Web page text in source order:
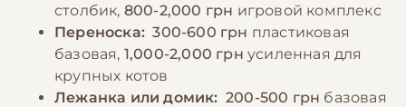
доступа к свежей чистой воде, которую
следует менять не реже двух раз в день.
🎁 −10% на зоотовары
По промокоду E-PET
столбик, 800-2,000 грн игровой комплекс
Переноска: 300-600 грн пластиковая
базовая, 1,000-2,000 грн усиленная для
крупных котов
Лежанка или домик: 200-500 грн базовая